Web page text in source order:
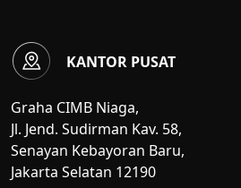
KANTOR PUSAT
Graha CIMB Niaga,
Jl. Jend. Sudirman Kav. 58,
Senayan Kebayoran Baru,
Jakarta Selatan 12190